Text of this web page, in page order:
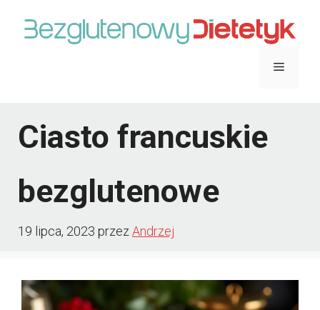
Menu
Ciasto francuskie
bezglutenowe
19 lipca, 2023 przez Andrzej